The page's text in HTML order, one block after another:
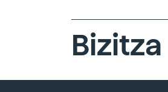
Bizitza